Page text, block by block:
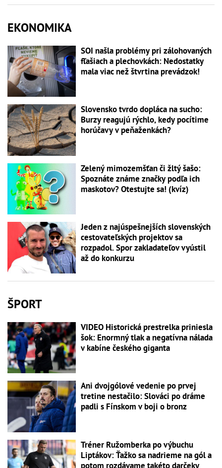
EKONOMIKA
SOI našla problémy pri zálohovaných
fľašiach a plechovkách: Nedostatky
mala viac než štvrtina prevádzok!
Slovensko tvrdo dopláca na sucho:
Burzy reagujú rýchlo, kedy pocítime
horúčavy v peňaženkách?
Zelený mimozemšťan či žltý šašo:
Spoznáte známe značky podľa ich
maskotov? Otestujte sa! (kvíz)
Jeden z najúspešnejších slovenských
cestovateľských projektov sa
rozpadol. Spor zakladateľov vyústil
až do konkurzu
ŠPORT
VIDEO Historická prestrelka priniesla
šok: Enormný tlak a negatívna nálada
v kabíne českého giganta
Ani dvojgólové vedenie po prvej
tretine nestačilo: Slováci po dráme
padli s Fínskom v boji o bronz
Tréner Ružomberka po výbuchu
Liptákov: Ťažko sa nadrieme na gól a
potom rozdávame takéto darčeky